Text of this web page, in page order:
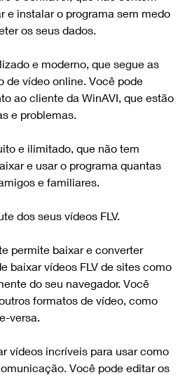
e instalar o programa sem medo
os seus dados.
e moderno, que segue as
de vídeo online. Você pode
ao cliente da WinAVI, que estão
e problemas.
e ilimitado, que não tem
e usar o programa quantas
e familiares.
dos seus vídeos FLV.
permite baixar e converter
baixar vídeos FLV de sites como
do seu navegador. Você
formatos de vídeo, como
versa.
vídeos incríveis para usar como
Você pode editar os